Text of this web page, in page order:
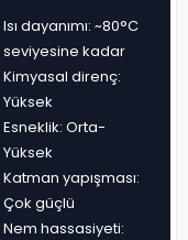
Isı dayanımı: ~80°C
seviyesine kadar
Kimyasal direnç:
Yüksek
Esneklik: Orta-
Yüksek
Katman yapışması:
Çok güçlü
Nem hassasiyeti: